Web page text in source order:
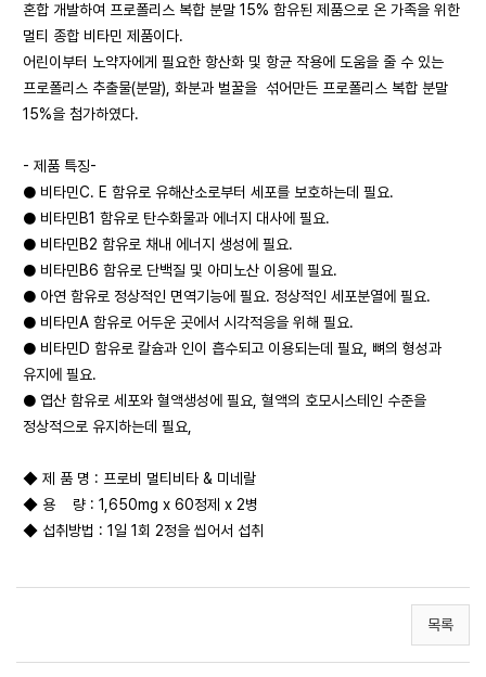
혼합 개발하여 프로폴리스 복합 분말 15% 함유된 제품으로 온 가족을 위한
멀티 종합 비타민 제품이다.
어린이부터 노약자에게 필요한 항산화 및 항균 작용에 도움을 줄 수 있는
프로폴리스 추출물(분말), 화분과 벌꿀을 섞어만든 프로폴리스 복합 분말
15%을 첨가하였다.
- 제품 특징-
● 비타민C. E 함유로 유해산소로부터 세포를 보호하는데 필요.
● 비타민B1 함유로 탄수화물과 에너지 대사에 필요.
● 비타민B2 함유로 채내 에너지 생성에 필요.
● 비타민B6 함유로 단백질 및 아미노산 이용에 필요.
● 아연 함유로 정상적인 면역기능에 필요. 정상적인 세포분열에 필요.
● 비타민A 함유로 어두운 곳에서 시각적응을 위해 필요.
● 비타민D 함유로 칼슘과 인이 흡수되고 이용되는데 필요, 뼈의 형성과
유지에 필요.
● 엽산 함유로 세포와 혈액생성에 필요, 혈액의 호모시스테인 수준을
정상적으로 유지하는데 필요,
◆ 제 품 명 : 프로비 멀티비타 & 미네랄
◆ 용 량 : 1,650mg x 60정제 x 2병
◆ 섭취방법 : 1일 1회 2정을 씹어서 섭취
목록